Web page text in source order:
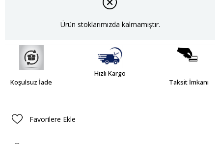
Ürün stoklarımızda kalmamıştır.
Koşulsuz İade
Hızlı Kargo
Taksit İmkanı
Favorilere Ekle